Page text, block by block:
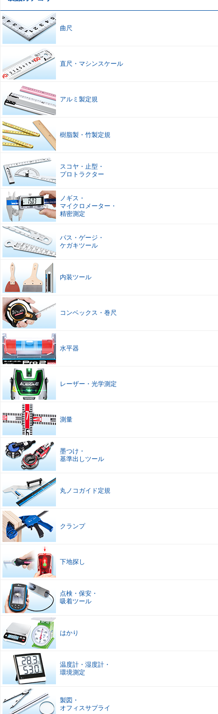
曲尺
直尺 ・ マシンスケール
アルミ製定規
樹脂製 ・ 竹製定規
スコヤ ・ 止型 ・
プロトラクター
ノギス ・
マイクロメーター ・
精密測定
パス ・ ゲージ ・
ケガキツール
内装ツール
コンベックス ・ 巻尺
水平器
レーザー ・ 光学測定
測量
墨つけ ・
基準出しツール
丸ノコガイド定規
クランプ
下地探し
点検 ・ 保安 ・
吸着ツール
はかり
温度計 ・ 湿度計 ・
環境測定
製図 ・
オフィスサプライ